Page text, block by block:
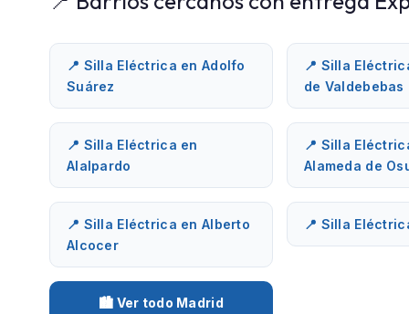
📍 Silla Eléctrica en Adolfo
Suárez
📍 Silla
de Valdebebas
📍 Silla Eléctrica en
Alalpardo
📍 Silla
Alameda de
📍 Silla Eléctrica en Alberto
Alcocer
📍 Silla
🏙️ Ver todo Madrid